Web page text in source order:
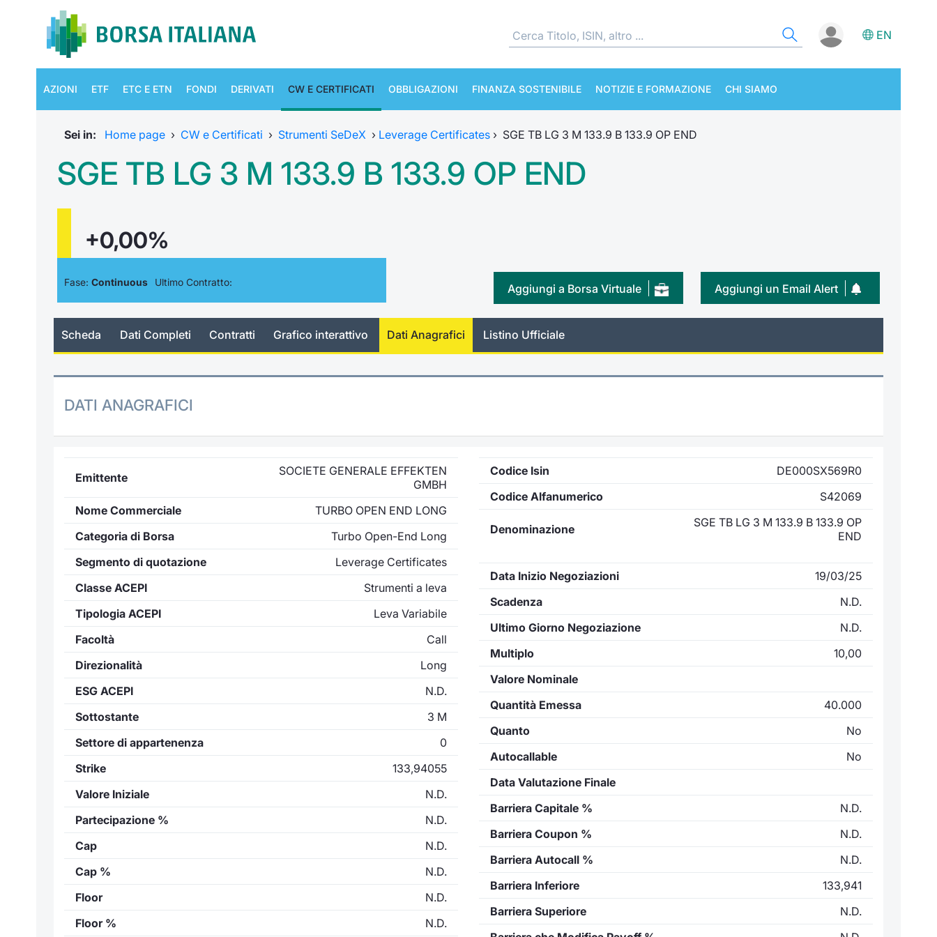
EN
AZIONI ETF ETC E ETN FONDI DERIVATI CW E CERTIFICATI OBBLIGAZIONI FINANZA SOSTENIBILE NOTIZIE E FORMAZIONE CHI SIAMO
Sei in: Home page › CW e Certificati › Strumenti SeDeX › Leverage Certificates › SGE TB LG 3 M 133.9 B 133.9 OP END
SGE TB LG 3 M 133.9 B 133.9 OP END
+0,00%
Fase: Continuous Ultimo Contratto: Aggiungi un Email Alert
Aggiungi a Borsa Virtuale
Scheda Dati Completi Contratti Grafico interattivo Dati Anagrafici Listino Ufficiale
DATI ANAGRAFICI
Emittente
SOCIETE GENERALE EFFEKTEN
GMBH
Nome Commerciale
TURBO OPEN END LONG
Categoria di Borsa
Turbo Open-End Long
Segmento di quotazione
Leverage Certificates
Classe ACEPI
Strumenti a leva
Tipologia ACEPI
Leva Variabile
Facoltà
Call
Direzionalità
Long
ESG ACEPI
N.D.
Sottostante
3 M
Settore di appartenenza
0
Strike
133,94055
Valore Iniziale
N.D.
Partecipazione %
N.D.
Cap
N.D.
Cap %
N.D.
Floor
N.D.
Floor %
N.D.
Codice Isin
DE000SX569R0
Codice Alfanumerico
S42069
Denominazione
SGE TB LG 3 M 133.9 B 133.9 OP
END
Data Inizio Negoziazioni
19/03/25
Scadenza
N.D.
Ultimo Giorno Negoziazione
N.D.
Multiplo
10,00
Valore Nominale
Quantità Emessa
40.000
Quanto
No
Autocallable
No
Data Valutazione Finale
Barriera Capitale %
N.D.
Barriera Coupon %
N.D.
Barriera Autocall %
N.D.
Barriera Inferiore
133,941
Barriera Superiore
N.D.